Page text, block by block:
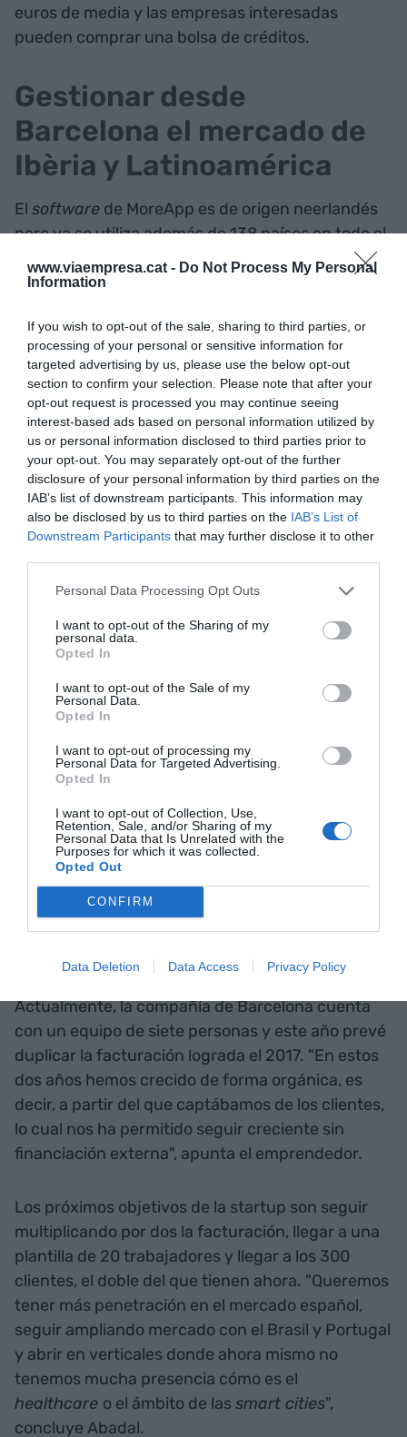
www.viaempresa.cat - Do Not Process My Personal
Information
If you wish to opt-out of the sale, sharing to third parties, or
processing of your personal or sensitive information for
targeted advertising by us, please use the below opt-out
section to confirm your selection. Please note that after your
opt-out request is processed you may continue seeing
interest-based ads based on personal information utilized by
us or personal information disclosed to third parties prior to
your opt-out. You may separately opt-out of the further
disclosure of your personal information by third parties on the
IAB’s list of downstream participants. This information may
also be disclosed by us to third parties on the IAB’s List of
Downstream Participants that may further disclose it to other
Personal Data Processing Opt Outs
I want to opt-out of the Sharing of my
personal data.
Opted In
I want to opt-out of the Sale of my
Personal Data.
Opted In
I want to opt-out of processing my
Personal Data for Targeted Advertising.
Opted In
I want to opt-out of Collection, Use,
Retention, Sale, and/or Sharing of my
Personal Data that Is Unrelated with the
Purposes for which it was collected.
Opted Out
CONFIRM
Data Deletion Data Access Privacy Policy
euros de media y las empresas interesadas
pueden comprar una bolsa de créditos.
Gestionar desde
Barcelona el mercado de
Ibèria y Latinoamérica
El software de MoreApp es de origen neerlandés
pero ya se utiliza además de 138 países en todo el
mundo. La compañía tiene oficinas a Rotterdam,
Berlín y Barcelona, donde la abrió el 2016 de la
Administración y dirección de empresas y,
mientras hacía un Erasmus en los Países Bajos
entró a trabajar a la empresa neerlandesa.
Durante el año y medio que el joven emprendedor
estuvo trabajando allá, llevó a cabo todo el
desarrollo de negocio por el mercado español.
"Una vez vimos que empezaba a haber buenos
resultados, mis socios y yo volvimos hacia
Barcelona para fundar una empresa desde la cual
Barcelona los mercados de Francia, España,
Portugal, el Brasil, Chile, Colombia, el Ecuador y
otros países de América del Sur.
Actualmente, la compañía de Barcelona cuenta
con un equipo de siete personas y este año prevé
duplicar la facturación lograda el 2017. "En estos
dos años hemos crecido de forma orgánica, es
decir, a partir del que captábamos de los clientes,
lo cual nos ha permitido seguir creciente sin
financiación externa", apunta el emprendedor.
Los próximos objetivos de la startup son seguir
multiplicando por dos la facturación, llegar a una
plantilla de 20 trabajadores y llegar a los 300
clientes, el doble del que tienen ahora. "Queremos
tener más penetración en el mercado español,
seguir ampliando mercado con el Brasil y Portugal
y abrir en verticales donde ahora mismo no
tenemos mucha presencia cómo es el
healthcare o el ámbito de lassmart cities",
concluye Abadal.